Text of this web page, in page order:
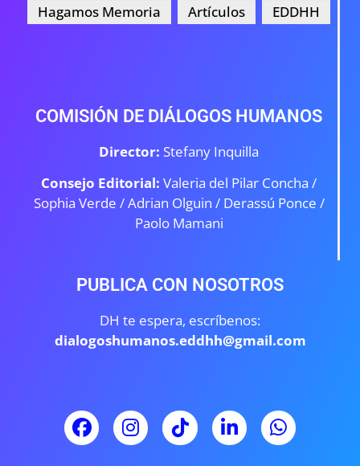
Hagamos Memoria
Artículos EDDHH
COMISIÓN DE DIÁLOGOS HUMANOS
Director: Stefany Inquilla
Consejo Editorial: Valeria del Pilar Concha /
Sophia Verde /Adrian Olguin / Derassú Ponce /
Paolo Mamani
PUBLICA CON NOSOTROS
DH te espera, escríbenos:
dialogoshumanos.eddhh@gmail.com